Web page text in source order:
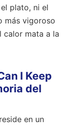
plato, ni el
más vigoroso
calor mata a la
I Keep
del
en un